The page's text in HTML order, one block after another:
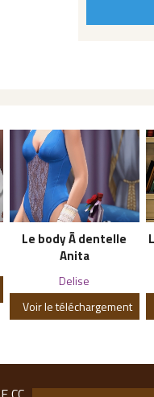
Le body Ã dentelle
Anita
Delise
Voir le téléchargement